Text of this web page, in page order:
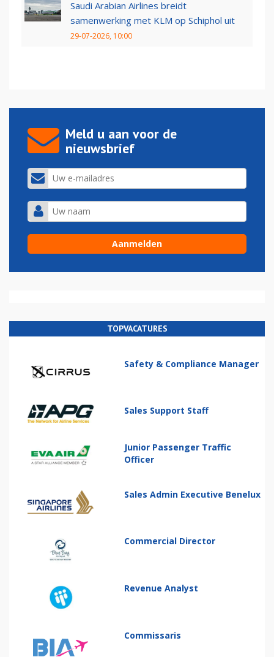
Saudi Arabian Airlines breidt
samenwerking met KLM op Schiphol uit
29-07-2026, 10:00
Meld u aan voor de
nieuwsbrief
TOPVACATURES
Safety & Compliance Manager
Sales Support Staff
Junior Passenger Traffic
Officer
Sales Admin Executive Benelux
Commercial Director
Revenue Analyst
Commissaris